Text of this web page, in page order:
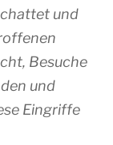
und
Besuche
und
Eingriffe